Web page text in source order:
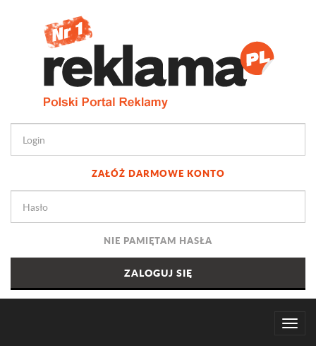
ZAŁÓŻ DARMOWE KONTO
NIE PAMIĘTAM HASŁA